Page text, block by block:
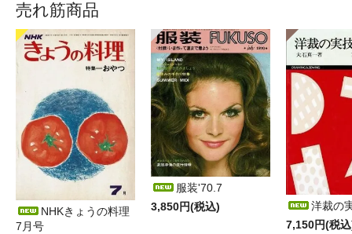
売れ筋商品
NHKきょうの料理
7月号
服装'70.7
3,850円(税込)
洋裁の
7,150円(税